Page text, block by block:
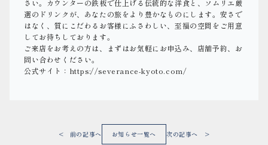
さい。カウンターの鉄板で仕上げる伝統的な洋食と、ソムリエ厳
選のドリンクが、あなたの旅をより豊かなものにします。安さで
はなく、質にこだわるお客様にふさわしい、至福の空間をご用意
してお待ちしております。
ご来店をお考えの方は、まずはお気軽にお申込み、店舗予約、お
問い合わせください。
公式サイト： https://severance-kyoto.com/
< 前の記事へ お知らせ一覧へ 次の記事へ >